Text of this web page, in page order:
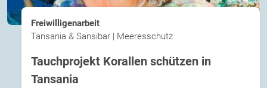
Freiwilligenarbeit
Tansania & Sansibar | Meeresschutz
Tauchprojekt Korallen schützen in
Tansania